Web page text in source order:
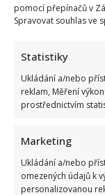
pomocí přepínačů v
Spravovat souhlas ve
Statistiky
Ukládání a/nebo
reklam, Měření
prostřednictvím
Marketing
Ukládání a/nebo
omezených údajů k
personalizovanou